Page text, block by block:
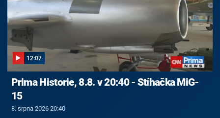
12:07
Prima Historie, 8.8. v 20:40 - Stíhačka MiG-
15
8. srpna 2026 20:40